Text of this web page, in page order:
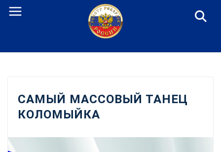
Перейти
САМЫЙ МАССОВЫЙ ТАНЕЦ
КОЛОМЫЙКА